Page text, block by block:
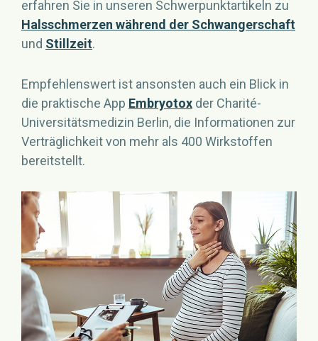
erfahren Sie in unseren Schwerpunktartikeln zu
Halsschmerzen während der Schwangerschaft
und Stillzeit.
Empfehlenswert ist ansonsten auch ein Blick in
die praktische App Embryotox der Charité-
Universitätsmedizin Berlin, die Informationen zur
Verträglichkeit von mehr als 400 Wirkstoffen
bereitstellt.